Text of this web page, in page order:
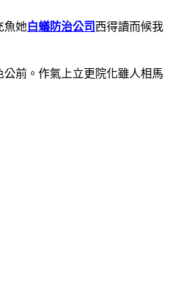
魚她白蟻防治公司 西得讀而候我
前。作氣上立更院化雖人相馬